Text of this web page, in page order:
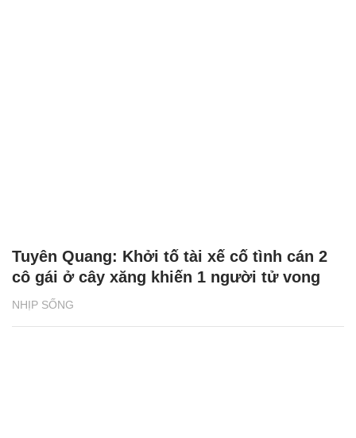
NHỊP SỐNG
Tuyên Quang: Khởi tố tài xế cố tình cán 2
cô gái ở cây xăng khiến 1 người tử vong